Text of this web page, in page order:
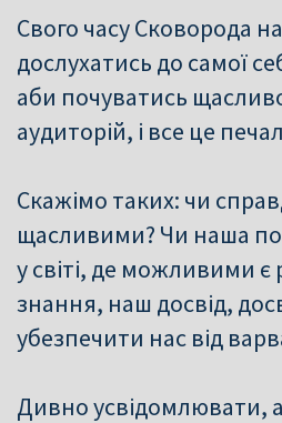
Cвого часу Сковорода
дослухатись до самої
аби почуватись
аудиторій, і все це
Скажімо таких: чи
щасливими? Чи наша
у світі, де можливими є
знання, наш досвід,
убезпечити нас від
Дивно усвідомлювати,